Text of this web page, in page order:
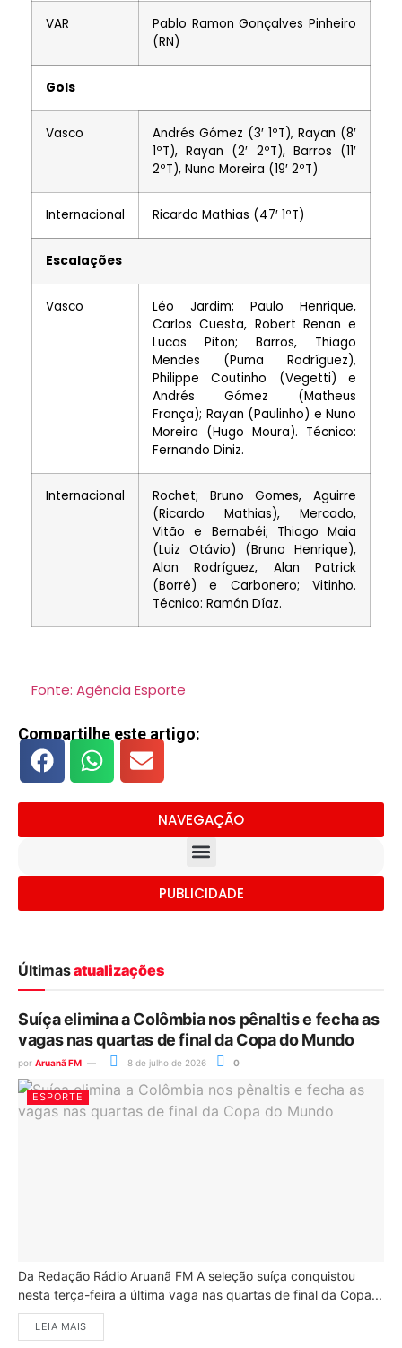
VAR
Pablo Ramon Gonçalves Pinheiro
(RN)
Gols
Vasco
Andrés Gómez (3′ 1ºT), Rayan (8′
1ºT), Rayan (2′ 2ºT), Barros (11′
2ºT), Nuno Moreira (19′ 2ºT)
Internacional Ricardo Mathias (47′ 1ºT)
Escalações
Vasco
Léo Jardim; Paulo Henrique,
Carlos Cuesta, Robert Renan e
Lucas Piton; Barros, Thiago
Mendes (Puma Rodríguez),
Philippe Coutinho (Vegetti) e
Andrés Gómez (Matheus
França); Rayan (Paulinho) e Nuno
Moreira (Hugo Moura). Técnico:
Fernando Diniz.
Internacional
Rochet; Bruno Gomes, Aguirre
(Ricardo Mathias), Mercado,
Vitão e Bernabéi; Thiago Maia
(Luiz Otávio) (Bruno Henrique),
Alan Rodríguez, Alan Patrick
(Borré) e Carbonero; Vitinho.
Técnico: Ramón Díaz.
Fonte: Agência Esporte
Compartilhe este artigo:
NAVEGAÇÃO
PUBLICIDADE
Últimasatualizações
Suíça elimina a Colômbia nos pênaltis e fecha as
vagas nas quartas de final da Copa do Mundo
por Aruanã FM 8 de julho de 2026 0
ESPORTE
Da Redação Rádio Aruanã FM A seleção suíça conquistou
nesta terça-feira a última vaga nas quartas de final da Copa...
LEIA MAIS